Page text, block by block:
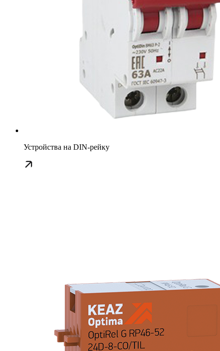
Устройства на DIN-рейку